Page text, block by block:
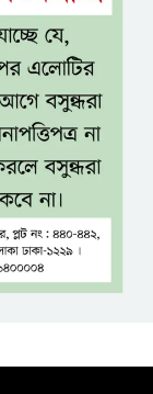
মুক্তিযুদ্ধ
বিষধর সাপ,
আবাসস্থলই
ফল
৩ উপায়ে
লাশ, শিশুর